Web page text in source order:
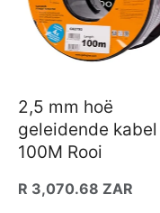
2,5 mm hoë
geleidende kabel
100M Rooi
Gewone
R 3,070.68 ZAR